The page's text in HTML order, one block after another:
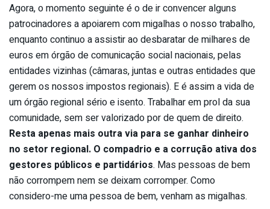
Agora, o momento seguinte é o de ir convencer alguns
patrocinadores a apoiarem com migalhas o nosso trabalho,
enquanto continuo a assistir ao desbaratar de milhares de
euros em órgão de comunicação social nacionais, pelas
entidades vizinhas (câmaras, juntas e outras entidades que
gerem os nossos impostos regionais). E é assim a vida de
um órgão regional sério e isento. Trabalhar em prol da sua
comunidade, sem ser valorizado por de quem de direito.
Resta apenas mais outra via para se ganhar dinheiro
no setor regional. O compadrio e a corrução ativa dos
gestores públicos e partidários. Mas pessoas de bem
não corrompem nem se deixam corromper. Como
considero-me uma pessoa de bem, venham as migalhas.